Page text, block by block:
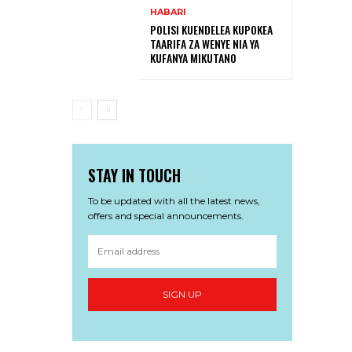
HABARI
POLISI KUENDELEA KUPOKEA
TAARIFA ZA WENYE NIA YA
KUFANYA MIKUTANO
STAY IN TOUCH
To be updated with all the latest news,
offers and special announcements.
SIGN UP